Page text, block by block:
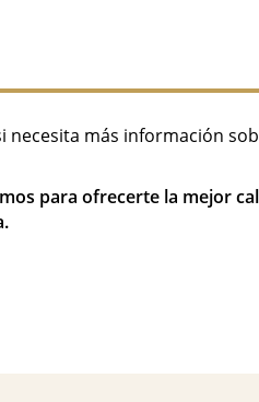
necesita más información
para ofrecerte la mejor